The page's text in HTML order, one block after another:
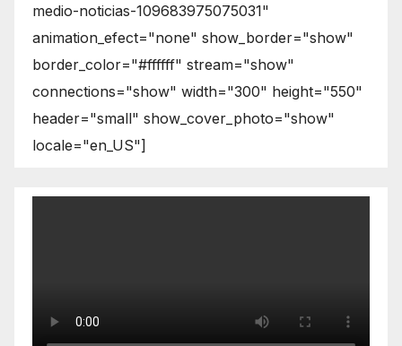
medio-noticias-109683975075031"
animation_efect="none" show_border="show"
border_color="#ffffff" stream="show"
connections="show" width="300" height="550"
header="small" show_cover_photo="show"
locale="en_US"]